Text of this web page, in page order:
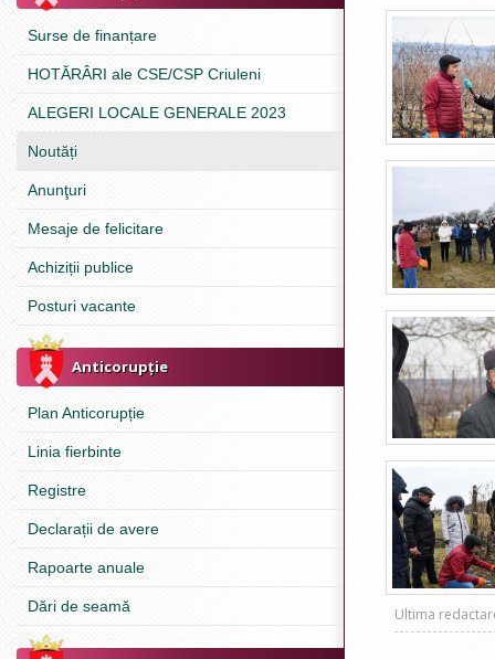
Surse de finanțare
HOTĂRÂRI ale CSE/CSP Criuleni
ALEGERI LOCALE GENERALE 2023
Noutăți
Anunţuri
Mesaje de felicitare
Achiziții publice
Posturi vacante
Anticorupție
Plan Anticorupție
Linia fierbinte
Registre
Declarații de avere
Rapoarte anuale
Dări de seamă Ultima